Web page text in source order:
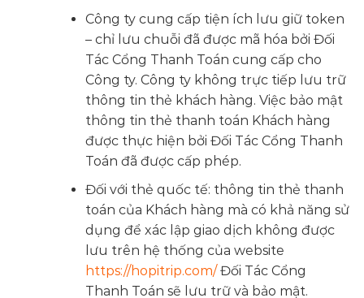
Công ty cung cấp tiện ích lưu giữ token
– chỉ lưu chuỗi đã được mã hóa bởi Đối
Tác Cổng Thanh Toán cung cấp cho
Công ty. Công ty không trực tiếp lưu trữ
thông tin thẻ khách hàng. Việc bảo mật
thông tin thẻ thanh toán Khách hàng
được thực hiện bởi Đối Tác Cổng Thanh
Toán đã được cấp phép.
Đối với thẻ quốc tế: thông tin thẻ thanh
toán của Khách hàng mà có khả năng sử
dụng để xác lập giao dịch không được
lưu trên hệ thống của website
https://hopitrip.com/Đối Tác Cổng
Thanh Toán sẽ lưu trữ và bảo mật.